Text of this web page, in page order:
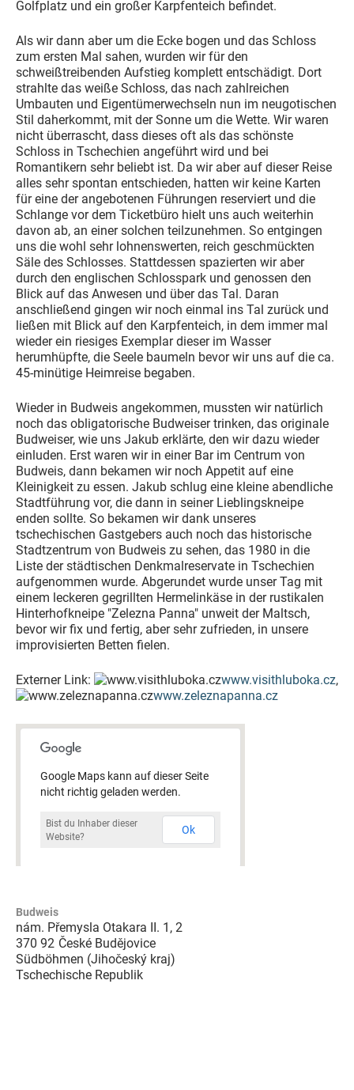
Golfplatz und ein großer Karpfenteich befindet.
Als wir dann aber um die Ecke bogen und das Schloss
zum ersten Mal sahen, wurden wir für den
schweißtreibenden Aufstieg komplett entschädigt. Dort
strahlte das weiße Schloss, das nach zahlreichen
Umbauten und Eigentümerwechseln nun im neugotischen
Stil daherkommt, mit der Sonne um die Wette. Wir waren
nicht überrascht, dass dieses oft als das schönste
Schloss in Tschechien angeführt wird und bei
Romantikern sehr beliebt ist. Da wir aber auf dieser Reise
alles sehr spontan entschieden, hatten wir keine Karten
für eine der angebotenen Führungen reserviert und die
Schlange vor dem Ticketbüro hielt uns auch weiterhin
davon ab, an einer solchen teilzunehmen. So entgingen
uns die wohl sehr lohnenswerten, reich geschmückten
Säle des Schlosses. Stattdessen spazierten wir aber
durch den englischen Schlosspark und genossen den
Blick auf das Anwesen und über das Tal. Daran
anschließend gingen wir noch einmal ins Tal zurück und
ließen mit Blick auf den Karpfenteich, in dem immer mal
wieder ein riesiges Exemplar dieser im Wasser
herumhüpfte, die Seele baumeln bevor wir uns auf die ca.
45-minütige Heimreise begaben.
Wieder in Budweis angekommen, mussten wir natürlich
noch das obligatorische Budweiser trinken, das originale
Budweiser, wie uns Jakub erklärte, den wir dazu wieder
einluden. Erst waren wir in einer Bar im Centrum von
Budweis, dann bekamen wir noch Appetit auf eine
Kleinigkeit zu essen. Jakub schlug eine kleine abendliche
Stadtführung vor, die dann in seiner Lieblingskneipe
enden sollte. So bekamen wir dank unseres
tschechischen Gastgebers auch noch das historische
Stadtzentrum von Budweis zu sehen, das 1980 in die
Liste der städtischen Denkmalreservate in Tschechien
aufgenommen wurde. Abgerundet wurde unser Tag mit
einem leckeren gegrillten Hermelinkäse in der rustikalen
Hinterhofkneipe "Zelezna Panna" unweit der Maltsch,
bevor wir fix und fertig, aber sehr zufrieden, in unsere
improvisierten Betten fielen.
Externer Link: www.visithluboka.cz,
www.zeleznapanna.cz
Google Maps kann auf dieser Seite
nicht richtig geladen werden.
Bist du Inhaber dieser
Website?
Ok
Budweis
nám. Přemysla Otakara II. 1, 2
370 92 České Budějovice
Südböhmen (Jihočeský kraj)
Tschechische Republik